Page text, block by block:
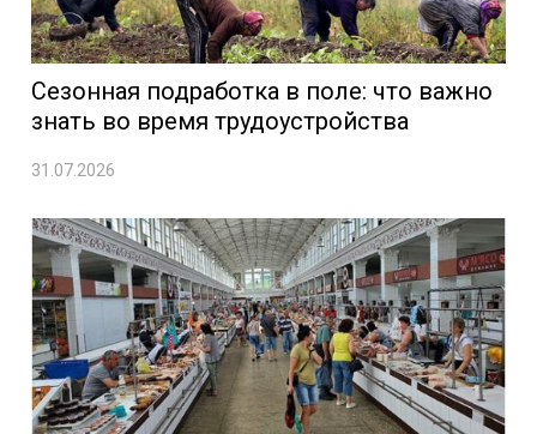
Сезонная подработка в поле: что важно
знать во время трудоустройства
31.07.2026